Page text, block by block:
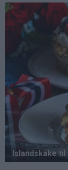
Hopp
hovedinnhold